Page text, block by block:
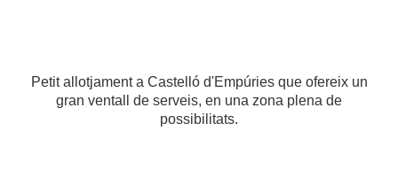
Petit allotjament a Castelló d'Empúries que ofereix un
gran ventall de serveis, en una zona plena de
possibilitats.